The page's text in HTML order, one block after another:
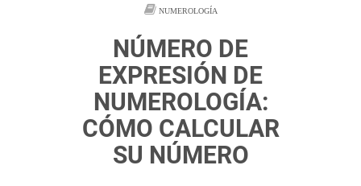
NUMEROLOGÍA
NÚMERO DE
EXPRESIÓN DE
NUMEROLOGÍA:
CÓMO CALCULAR
SU NÚMERO